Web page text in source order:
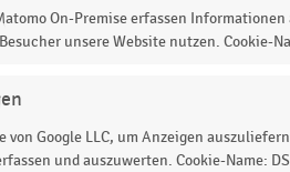
Statistik? Jetzt einloggen oder
On-Premise erfassen
unsere Website nutzen. Cookie-
von Google LLC, um Anzeigen
und auszuwerten. Cookie-Name: